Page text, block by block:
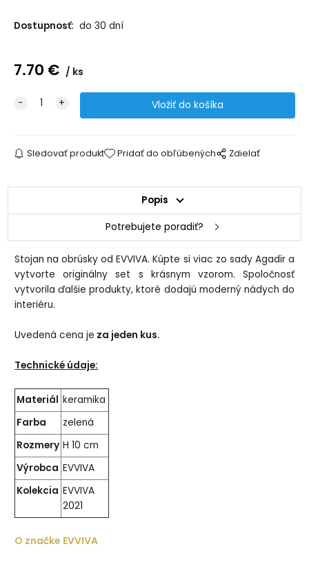
Dostupnosť: do 30 dní
7.70 € ks
Sledovať produkt Pridať do obľúbených Zdielať
Popis
Potrebujete poradiť?
Stojan na obrúsky od EVVIVA. Kúpte si viac zo sady Agadir a
vytvorte originálny set s krásnym vzorom. Spoločnosť
vytvorila ďalšie produkty, ktoré dodajú moderný nádych do
interiéru.
Uvedená cena je za jeden kus.
Technické údaje:
Materiál keramika
Farba
zelená
Rozmery H 10 cm
Výrobca EVVIVA
Kolekcia EVVIVA
2021
O značke EVVIVA